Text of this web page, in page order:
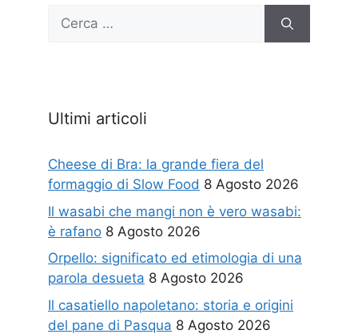
Ricerca
Ultimi articoli
Cheese di Bra: la grande fiera del
formaggio di Slow Food 8 Agosto 2026
Il wasabi che mangi non è vero wasabi:
è rafano 8 Agosto 2026
Orpello: significato ed etimologia di una
parola desueta 8 Agosto 2026
Il casatiello napoletano: storia e origini
del pane di Pasqua 8 Agosto 2026